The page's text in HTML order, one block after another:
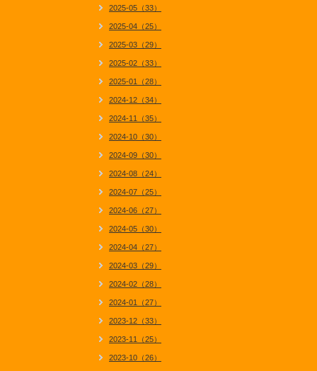
2025-05（33）
2025-04（25）
2025-03（29）
2025-02（33）
2025-01（28）
2024-12（34）
2024-11（35）
2024-10（30）
2024-09（30）
2024-08（24）
2024-07（25）
2024-06（27）
2024-05（30）
2024-04（27）
2024-03（29）
2024-02（28）
2024-01（27）
2023-12（33）
2023-11（25）
2023-10（26）